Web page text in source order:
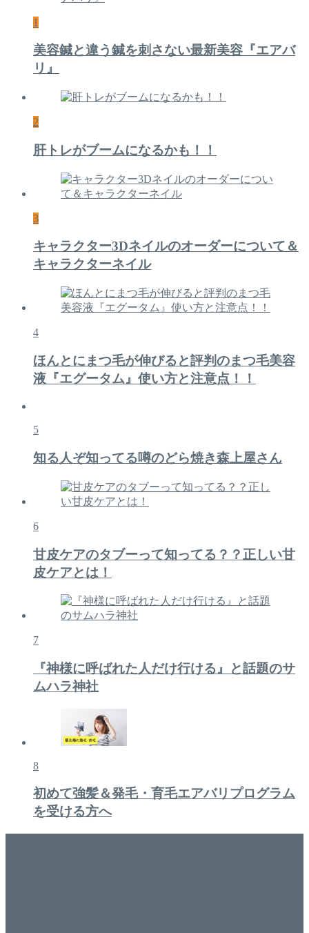
1
美容鍼と違う鍼を刺さない最新美容『エアバ
リ』
2
肝トレがブームになるかも！！
3
キャラクター3Dネイルのオーダーについて＆
キャラクターネイル
4
ほんとにまつ毛が伸びると評判のまつ毛美容
液『エグータム』使い方と注意点！！
5
知る人ぞ知ってる噂のどら焼き森上屋さん
6
甘皮ケアのタブーって知ってる？？正しい甘
皮ケアとは！
7
『神様に呼ばれた人だけ行ける』と話題のサ
ムハラ神社
8
初めて強髪＆発毛・育毛エアバリプログラム
を受ける方へ